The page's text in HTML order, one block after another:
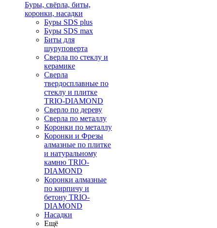
Буры, свёрла, биты,
коронки, насадки
Буры SDS plus
Буры SDS max
Биты для
шуруповерта
Сверла по стеклу и
керамике
Сверла
твердосплавные по
стеклу и плитке
TRIO-DIAMOND
Сверло по дереву
Сверла по металлу
Коронки по металлу
Коронки и Фрезы
алмазные по плитке
и натуральному
камню TRIO-
DIAMOND
Коронки алмазные
по кирпичу и
бетону TRIO-
DIAMOND
Насадки
Ещё